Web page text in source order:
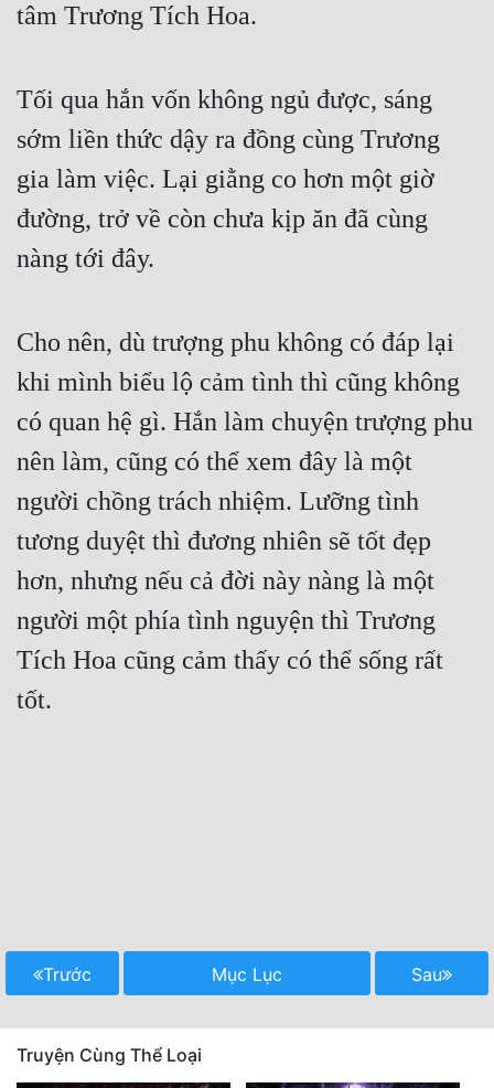
tâm Trương Tích Hoa.
Tối qua hắn vốn không ngủ được, sáng
sớm liền thức dậy ra đồng cùng Trương
gia làm việc. Lại giằng co hơn một giờ
đường, trở về còn chưa kịp ăn đã cùng
nàng tới đây.
Cho nên, dù trượng phu không có đáp lại
khi mình biểu lộ cảm tình thì cũng không
có quan hệ gì. Hắn làm chuyện trượng phu
nên làm, cũng có thể xem đây là một
người chồng trách nhiệm. Lưỡng tình
tương duyệt thì đương nhiên sẽ tốt đẹp
hơn, nhưng nếu cả đời này nàng là một
người một phía tình nguyện thì Trương
Tích Hoa cũng cảm thấy có thể sống rất
tốt.
Trước Mục Lục Sau
Truyện Cùng Thể Loại